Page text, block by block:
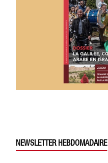
NEWSLETTER HEBDOMADAIRE